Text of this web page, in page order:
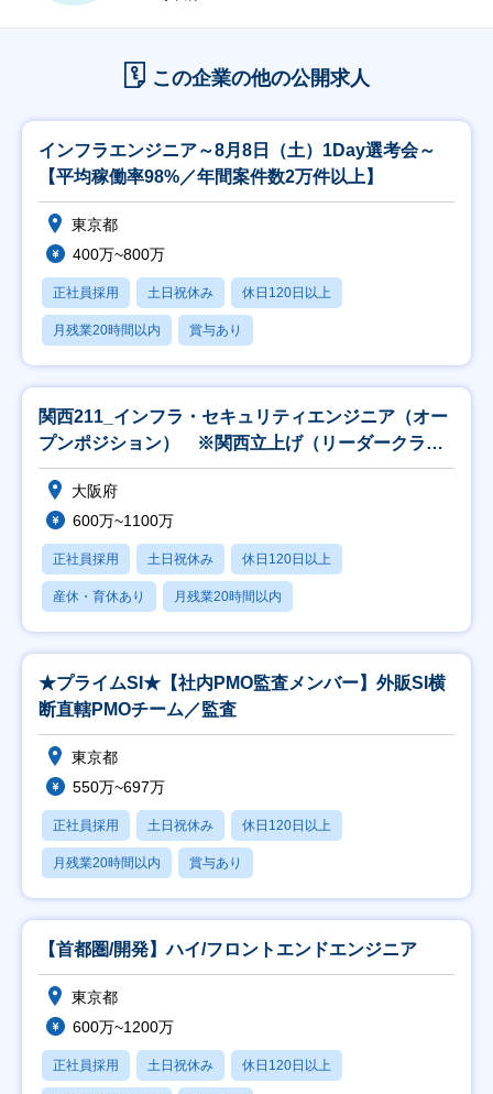
この企業の他の公開求人
インフラエンジニア～8月8日（土）1Day選考会～
【平均稼働率98%／年間案件数2万件以上】
東京都
400万~800万
正社員採用 土日祝休み 休日120日以上
月残業20時間以内 賞与あり
関西211_インフラ・セキュリティエンジニア（オー
プンポジション） ※関西立上げ（リーダークラス
以上
大阪府
600万~1100万
正社員採用 土日祝休み 休日120日以上
産休・育休あり 月残業20時間以内
★プライムSI★【社内PMO監査メンバー】外販SI横
断直轄PMOチーム／監査
東京都
550万~697万
正社員採用 土日祝休み 休日120日以上
月残業20時間以内 賞与あり
【首都圏/開発】ハイ/フロントエンドエンジニア
東京都
600万~1200万
正社員採用 土日祝休み 休日120日以上